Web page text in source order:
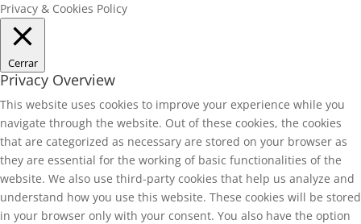
Privacy & Cookies Policy
Cerrar
Privacy Overview
This website uses cookies to improve your experience while you
navigate through the website. Out of these cookies, the cookies
that are categorized as necessary are stored on your browser as
they are essential for the working of basic functionalities of the
website. We also use third-party cookies that help us analyze and
understand how you use this website. These cookies will be stored
in your browser only with your consent. You also have the option